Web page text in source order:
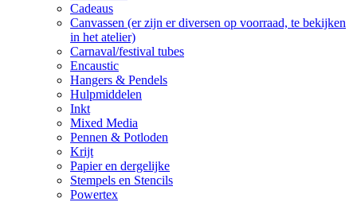
Cadeaus
Canvassen (er zijn er diversen op voorraad, te bekijken
in het atelier)
Carnaval/festival tubes
Encaustic
Hangers & Pendels
Hulpmiddelen
Inkt
Mixed Media
Pennen & Potloden
Krijt
Papier en dergelijke
Stempels en Stencils
Powertex